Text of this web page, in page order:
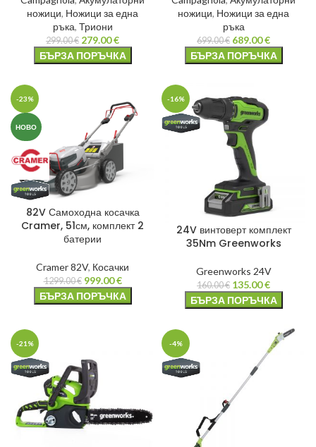
ножици, Ножици за една
ръка, Триони
299.00€ 279.00€
БЪРЗА ПОРЪЧКА
ножици, Ножици за една
ръка
699.00€ 689.00€
БЪРЗА ПОРЪЧКА
-23%
НОВО
82V Самоходна косачка
Cramer, 51см, комплект 2
батерии
Cramer 82V, Косачки
1299.00€ 999.00€
БЪРЗА ПОРЪЧКА
-16%
24V винтоверт комплект
35Nm Greenworks
Greenworks 24V
160.00€ 135.00€
БЪРЗА ПОРЪЧКА
-21% -4%